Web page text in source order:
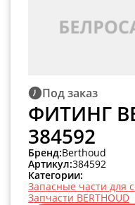
Под заказ
ФИТИНГ
384592
Бренд:Berthoud
Артикул:384592
Категории:
Запасные части для
Запчасти BERTHOUD